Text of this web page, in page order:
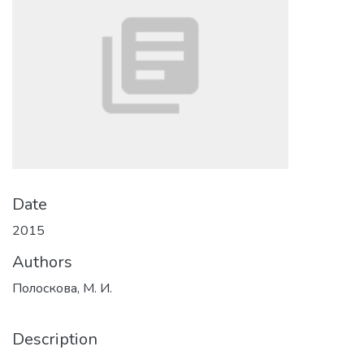
Date
2015
Authors
Полоскова, М. И.
Description